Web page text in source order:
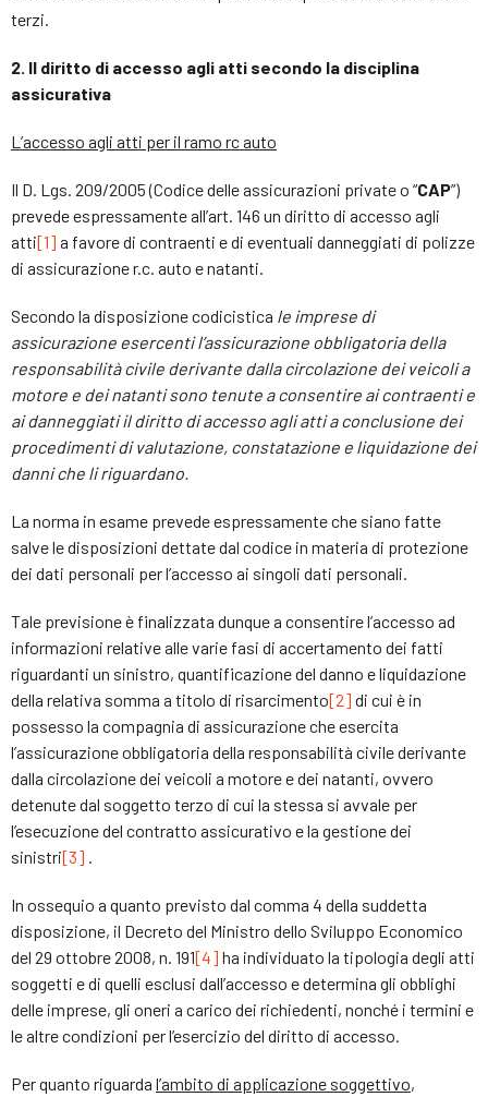
terzi.
2. Il diritto di accesso agli atti secondo la disciplina
assicurativa
L’accesso agli atti per il ramo rc auto
Il D. Lgs. 209/2005 (Codice delle assicurazioni private o “CAP”)
prevede espressamente all’art. 146 un diritto di accesso agli
atti[1] a favore di contraenti e di eventuali danneggiati di polizze
di assicurazione r.c. auto e natanti.
Secondo la disposizione codicistica le imprese di
assicurazione esercenti l’assicurazione obbligatoria della
responsabilità civile derivante dalla circolazione dei veicoli a
motore e dei natanti sono tenute a consentire ai contraenti e
ai danneggiati il diritto di accesso agli atti a conclusione dei
procedimenti di valutazione, constatazione e liquidazione dei
danni che li riguardano.
La norma in esame prevede espressamente che siano fatte
salve le disposizioni dettate dal codice in materia di protezione
dei dati personali per l’accesso ai singoli dati personali.
Tale previsione è finalizzata dunque a consentire l’accesso ad
informazioni relative alle varie fasi di accertamento dei fatti
riguardanti un sinistro, quantificazione del danno e liquidazione
della relativa somma a titolo di risarcimento[2] di cui è in
possesso la compagnia di assicurazione che esercita
l’assicurazione obbligatoria della responsabilità civile derivante
dalla circolazione dei veicoli a motore e dei natanti, ovvero
detenute dal soggetto terzo di cui la stessa si avvale per
l’esecuzione del contratto assicurativo e la gestione dei
sinistri[3]
In ossequio a quanto previsto dal comma 4 della suddetta
disposizione, il Decreto del Ministro dello Sviluppo Economico
del 29 ottobre 2008, n. 191[4] ha individuato la tipologia degli atti
soggetti e di quelli esclusi dall’accesso e determina gli obblighi
delle imprese, gli oneri a carico dei richiedenti, nonché i termini e
le altre condizioni per l’esercizio del diritto di accesso.
Per quanto riguarda l’ambito di applicazione soggettivo,